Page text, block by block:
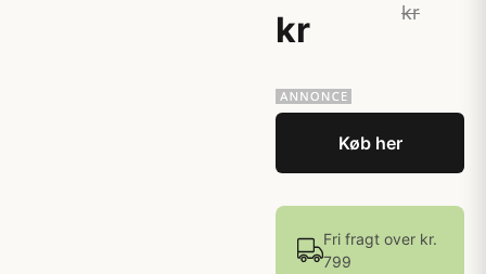
kr
kr
Køb her
Fri fragt over kr.
799